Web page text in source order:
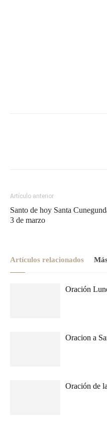
Artículo anterior
Santo de hoy Santa
3 de marzo
Artículos relacionados
Oración
Oracion a
Oración de